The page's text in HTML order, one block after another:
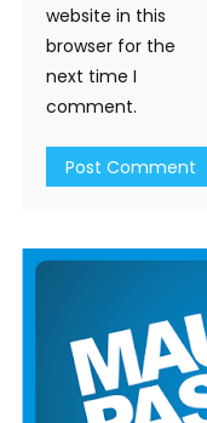
website in this
browser for the
next time I
comment.